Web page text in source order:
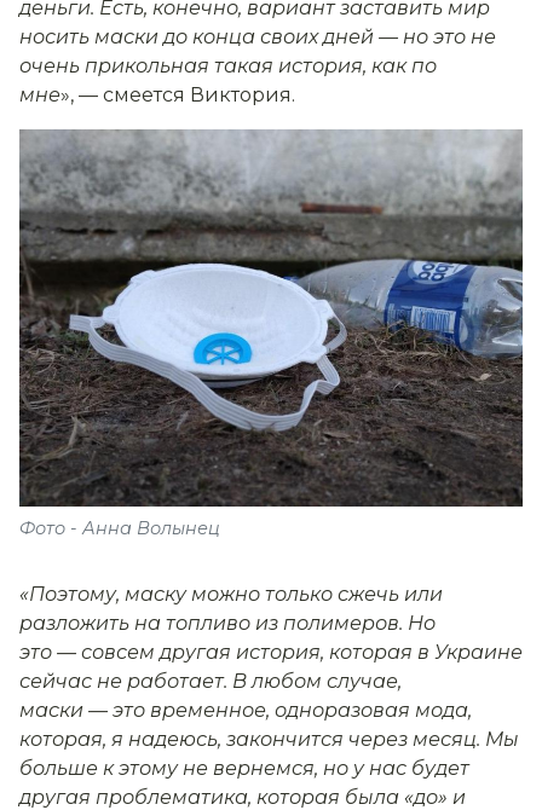
деньги. Есть, конечно, вариант заставить мир
носить маски до конца своих дней — но это не
очень прикольная такая история, как по
мне», — смеется Виктория.
Фото - Анна Волынец
«Поэтому, маску можно только сжечь или
разложить на топливо из полимеров. Но
это — совсем другая история, которая в Украине
сейчас не работает. В любом случае,
маски — это временное, одноразовая мода,
которая, я надеюсь, закончится через месяц. Мы
больше к этому не вернемся, но у нас будет
другая проблематика, которая была «до» и